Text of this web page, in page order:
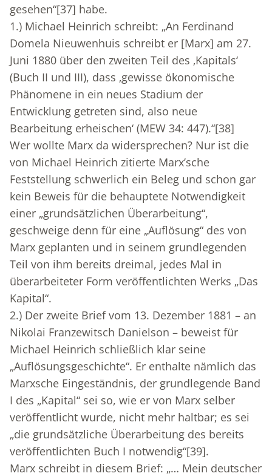
gesehen“[37] habe.
1.) Michael Heinrich schreibt: „An Ferdinand
Domela Nieuwenhuis schreibt er [Marx] am 27.
Juni 1880 über den zweiten Teil des ‚Kapitals‘
(Buch II und III), dass ‚gewisse ökonomische
Phänomene in ein neues Stadium der
Entwicklung getreten sind, also neue
Bearbeitung erheischen‘ (MEW 34: 447).“[38]
Wer wollte Marx da widersprechen? Nur ist die
von Michael Heinrich zitierte Marx’sche
Feststellung schwerlich ein Beleg und schon gar
kein Beweis für die behauptete Notwendigkeit
einer „grundsätzlichen Überarbeitung“,
geschweige denn für eine „Auflösung“ des von
Marx geplanten und in seinem grundlegenden
Teil von ihm bereits dreimal, jedes Mal in
überarbeiteter Form veröffentlichten Werks „Das
Kapital“.
2.) Der zweite Brief vom 13. Dezember 1881 – an
Nikolai Franzewitsch Danielson – beweist für
Michael Heinrich schließlich klar seine
„Auflösungsgeschichte“. Er enthalte nämlich das
Marxsche Eingeständnis, der grundlegende Band
I des „Kapital“ sei so, wie er von Marx selber
veröffentlicht wurde, nicht mehr haltbar; es sei
„die grundsätzliche Überarbeitung des bereits
veröffentlichten Buch I notwendig“[39].
Marx schreibt in diesem Brief: „… Mein deutscher